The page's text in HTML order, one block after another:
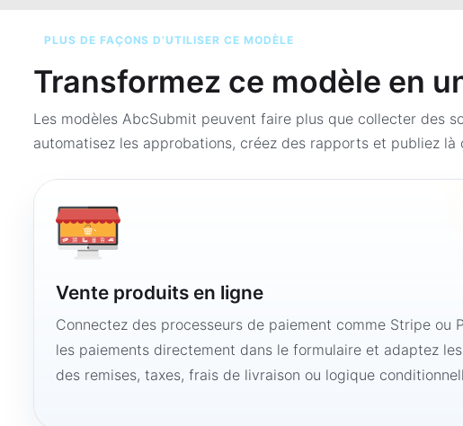
PLUS DE FAÇONS D’UTILISER CE MODÈLE
Transformez ce modèle en
Les modèles AbcSubmit peuvent faire plus que collecter des
automatisez les approbations, créez des rapports et publiez là
Vente produits en ligne
Connectez des processeurs de paiement comme Stripe ou
les paiements directement dans le formulaire et adaptez
des remises, taxes, frais de livraison ou logique